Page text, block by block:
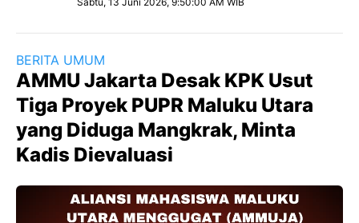
BERITA UMUM
AMMU Jakarta Desak KPK Usut
Tiga Proyek PUPR Maluku Utara
yang Diduga Mangkrak, Minta
Kadis Dievaluasi